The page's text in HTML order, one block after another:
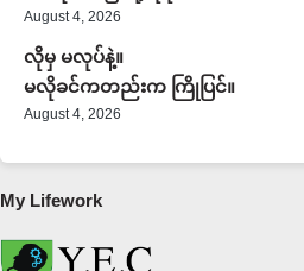
August 4, 2026
လိုမှ မလုပ်နဲ့။
မလိုခင်ကတည်းက ကြိုပြင်။
August 4, 2026
My Lifework